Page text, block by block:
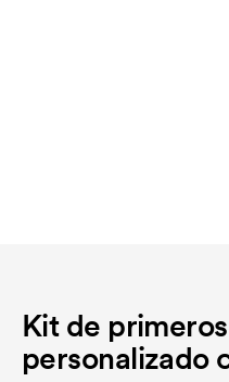
Kit de
personalizado